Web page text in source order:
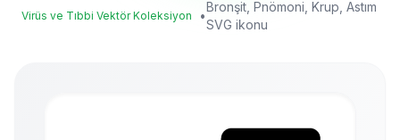
Virüs ve Tıbbi Vektör Koleksiyon •
Bronşit, Pnömoni, Krup, Astım
SVG ikonu